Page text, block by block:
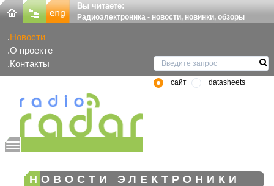
Вы читаете:
Радиоэлектроника - новости, новинки, обзоры
Новости
О проекте
Контакты
сайт datasheets
НОВОСТИ ЭЛЕКТРОНИКИ